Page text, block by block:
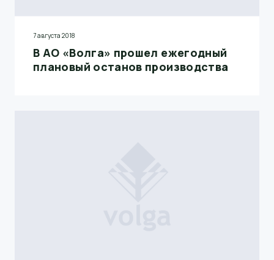
7 августа 2018
В АО «Волга» прошел ежегодный
плановый останов производства